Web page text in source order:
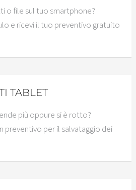
o file sul tuo smartphone?
e ricevi il tuo preventivo gratuito
TABLET
più oppure si è rotto?
preventivo per il salvataggio dei